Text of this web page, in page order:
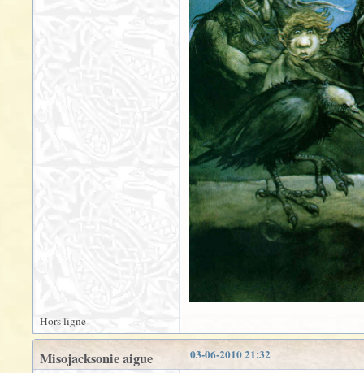
Hors ligne
03-06-2010 21:32
Misojacksonie aigue